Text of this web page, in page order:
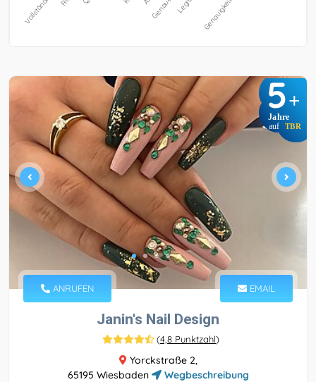
5+
Jahre
auf TBR
ANRUFEN EMAIL
Janin's Nail Design
(4,8 Punktzahl)
Yorckstraße 2,
65195 Wiesbaden
Wegbeschreibung